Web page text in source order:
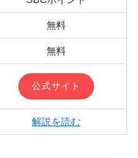
無料
無料
公式サイト
解説を読む